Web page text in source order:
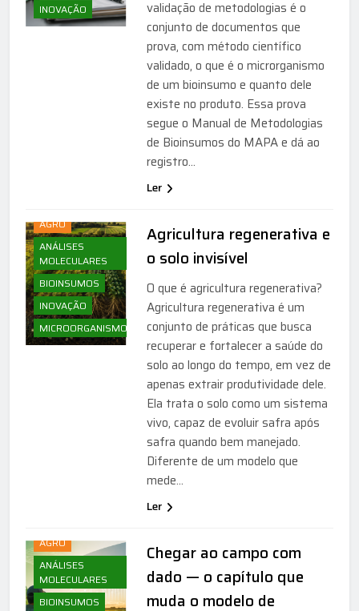
INOVAÇÃO
validação de metodologias é o
conjunto de documentos que
prova, com método científico
validado, o que é o microrganismo
de um bioinsumo e quanto dele
existe no produto. Essa prova
segue o Manual de Metodologias
de Bioinsumos do MAPA e dá ao
registro…
Ler
AGRO
ANÁLISES
MOLECULARES
BIOINSUMOS
INOVAÇÃO
MICROORGANISMOS
Agricultura regenerativa e
o solo invisível
O que é agricultura regenerativa?
Agricultura regenerativa é um
conjunto de práticas que busca
recuperar e fortalecer a saúde do
solo ao longo do tempo, em vez de
apenas extrair produtividade dele.
Ela trata o solo como um sistema
vivo, capaz de evoluir safra após
safra quando bem manejado.
Diferente de um modelo que
mede…
Ler
AGRO
ANÁLISES
MOLECULARES
BIOINSUMOS
Chegar ao campo com
dado — o capítulo que
muda o modelo de